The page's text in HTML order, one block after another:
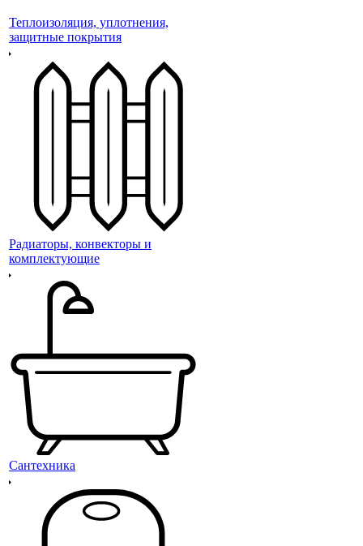
Теплоизоляция, уплотнения,
защитные покрытия
Радиаторы, конвекторы и
комплектующие
Сантехника